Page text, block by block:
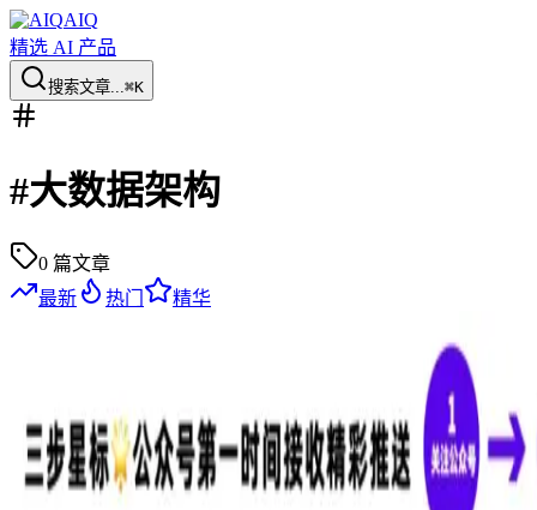
AIQ
精选 AI 产品
搜索文章...⌘K
#大数据架构
0 篇文章
最新
热门 精华